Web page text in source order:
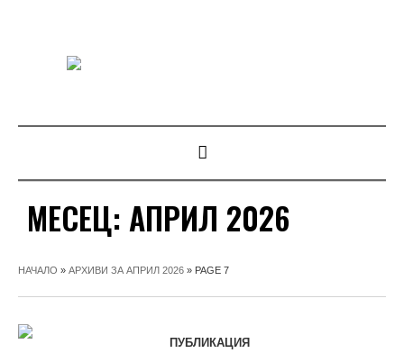
МЕСЕЦ: АПРИЛ 2026
НАЧАЛО » АРХИВИ ЗА АПРИЛ 2026 » PAGE 7
ПУБЛИКАЦИЯ